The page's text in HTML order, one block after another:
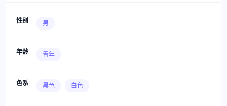
性别 男
年龄 青年
色系 黑色 白色